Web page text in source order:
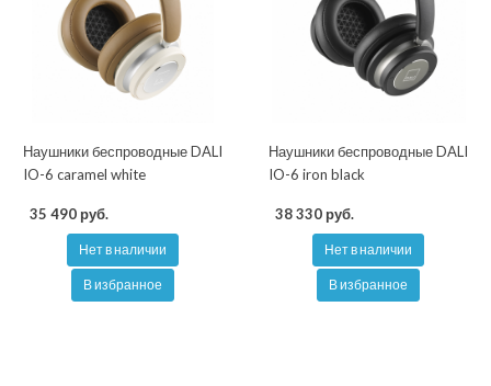
Наушники беспроводные DALI
IO-6 caramel white
35 490 руб.
Нет в наличии
В избранное
Наушники беспроводные DALI
IO-6 iron black
38 330 руб.
Нет в наличии
В избранное